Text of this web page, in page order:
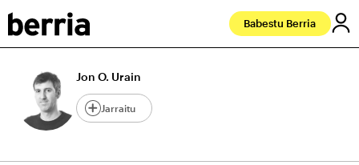
Babestu Berria
Jon O. Urain
Jarraitu